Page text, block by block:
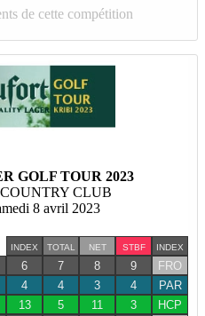
de cette compétition
GOLF TOUR 2023
CLUB
8 avril 2023
INDEX TOTAL NET STBF INDEX
6 7 8 9
FRO
4 4 3 4
PAR
13 5 11 3
HCP